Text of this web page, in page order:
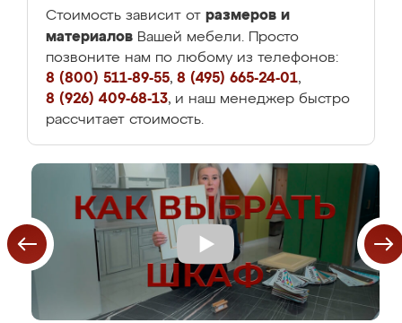
Стоимость зависит от размеров и
материалов Вашей мебели. Просто
позвоните нам по любому из телефонов:
8 (800) 511-89-55, 8 (495) 665-24-01,
8 (926) 409-68-13, и наш менеджер быстро
рассчитает стоимость.